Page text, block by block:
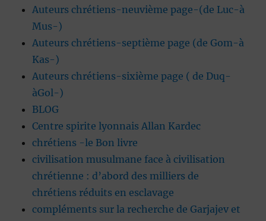
Auteurs chrétiens-neuvième page-(de Luc-à
Mus-)
Auteurs chrétiens-septième page (de Gom-à
Kas-)
Auteurs chrétiens-sixième page ( de Duq-
àGol-)
BLOG
Centre spirite lyonnais Allan Kardec
chrétiens -le Bon livre
civilisation musulmane face à civilisation
chrétienne : d’abord des milliers de
chrétiens réduits en esclavage
compléments sur la recherche de Garjajev et